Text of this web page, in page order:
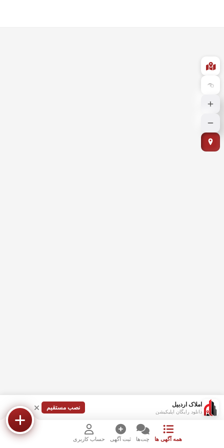
املاک اردبیل
دانلود رایگان اپلیکیشن
نصب مستقیم
همه آگهی ها چت‌ها ثبت آگهی حساب کاربری